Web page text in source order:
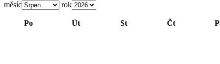
měsíc rok
Po Út St Čt